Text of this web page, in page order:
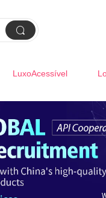

LuxoAcessível